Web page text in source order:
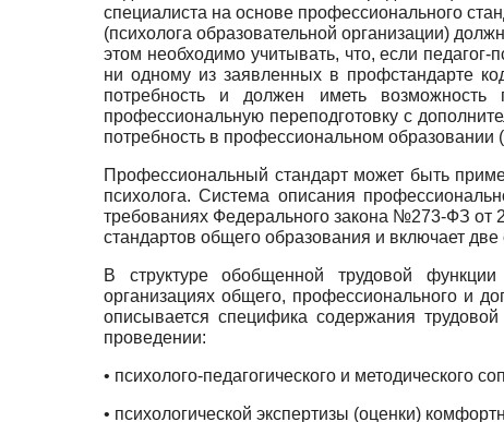
специалиста на основе профессионального
(психолога образовательной организации)
этом необходимо учитывать, что, если
ни одному из заявленных в профстандарте
потребность и должен иметь возможность
профессиональную переподготовку с
потребность в профессиональном
Профессиональный стандарт может быть
психолога. Система описания
требованиях Федерального закона №273-ФЗ от
стандартов общего образования и включает
В структуре обобщенной трудовой функции
организациях общего, профессионального и
описывается специфика содержания
проведении:
• психолого-педагогического и методического
• психологической экспертизы (оценки)